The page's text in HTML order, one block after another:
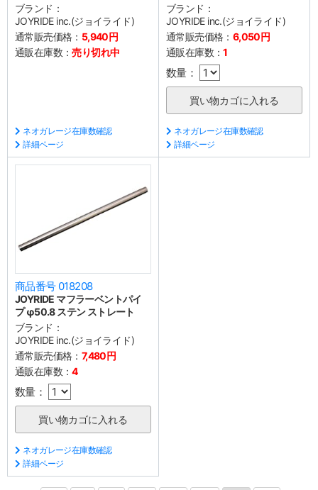
ブランド：
JOYRIDE inc.(ジョイライド)
通常販売価格： 5,940円
通販在庫数：売り切れ中
ネオガレージ在庫数確認
詳細ページ
ブランド：
JOYRIDE inc.(ジョイライド)
通常販売価格： 6,050円
通販在庫数：1
数量：
ネオガレージ在庫数確認
詳細ページ
商品番号 018208
JOYRIDE マフラーベントパイ
プ φ50.8 ステン ストレート
ブランド：
JOYRIDE inc.(ジョイライド)
通常販売価格： 7,480円
通販在庫数：4
数量：
ネオガレージ在庫数確認
詳細ページ